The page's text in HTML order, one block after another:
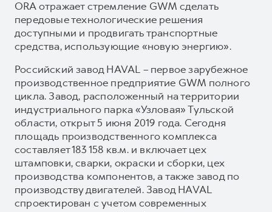
ORA отражает стремление GWM сделать
передовые технологические решения
доступными и продвигать транспортные
средства, использующие «новую энергию».
Российский завод HAVAL – первое зарубежное
производственное предприятие GWM полного
цикла. Завод, расположенный на территории
индустриального парка «Узловая» Тульской
области, открыт 5 июня 2019 года. Сегодня
площадь производственного комплекса
составляет 183 158 кв.м. и включает цех
штамповки, сварки, окраски и сборки, цех
производства компонентов, а также завод по
производству двигателей. Завод HAVAL
спроектирован с учетом современных